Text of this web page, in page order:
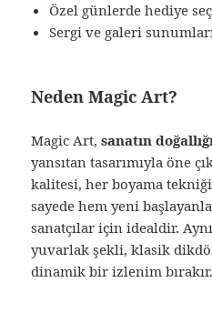
Özel günlerde hediye
Sergi ve galeri
Neden Magic Art?
Magic Art,sanatın
yansıtan tasarımıyla öne
kalitesi, her boyama
sayede hem yeni
sanatçılar için idealdir.
yuvarlak şekli, klasik
dinamik bir izlenim bırakır.